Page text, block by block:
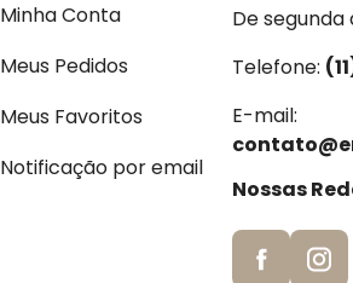
Minha Conta
Meus Pedidos
Meus Favoritos
Notificação por email
De segunda
Telefone:
E-mail:
Nossas